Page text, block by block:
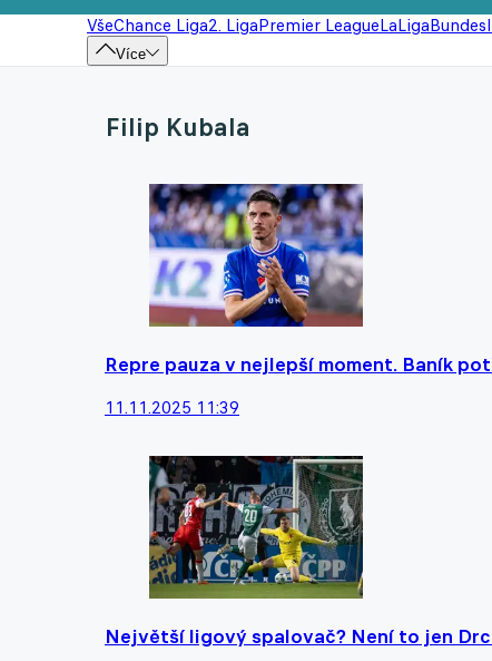
VšeChance Liga2. LigaPremier LeagueLaLiga
Více
Filip Kubala
Repre pauza v nejlepší moment. Baník
11.11.2025 11:39
Největší ligový spalovač? Není to jen